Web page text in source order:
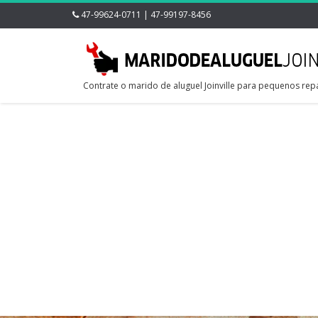
47-99624-0711 | 47-99197-8456
Contrate o marido de aluguel Joinville para pequenos